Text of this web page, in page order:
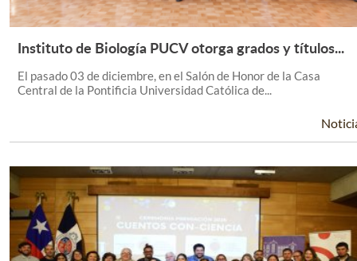
Leer Más +
Instituto de Biología PUCV otorga grados y títulos...
El pasado 03 de diciembre, en el Salón de Honor de la Casa
Central de la Pontificia Universidad Católica de...